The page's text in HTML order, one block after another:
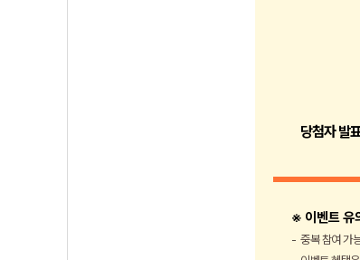
당첨자 발
※ 이벤트 유
중복 참여 가